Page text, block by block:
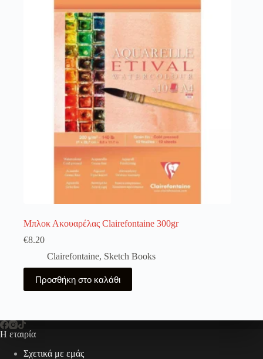
Username or Email Address
Get New Password
Μπλοκ Ακουαρέλας Clairefontaine 300gr
€8.20
Clairefontaine, Sketch Books
Προσθήκη στο καλάθι
Η εταιρία
Σχετικά με εμάς